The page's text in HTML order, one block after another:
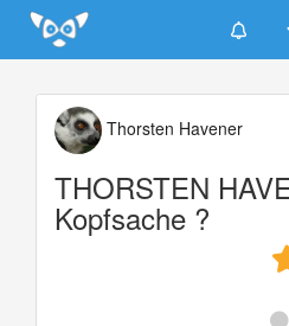
Update cookies preferences
Thorsten Havener
THORSTEN
Kopfsache ?